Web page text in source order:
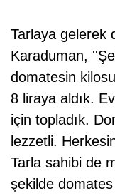
Tarlaya gelerek
Karaduman,
domatesin
8 liraya aldık.
için topladık.
lezzetli.
Tarla sahibi de
şekilde